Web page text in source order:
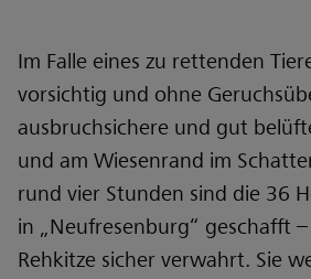
Im Falle eines zu rettenden
vorsichtig und ohne
ausbruchsichere und gut
und am Wiesenrand im
rund vier Stunden sind die 36
in „Neufresenburg“ geschafft
Rehkitze sicher verwahrt. Sie